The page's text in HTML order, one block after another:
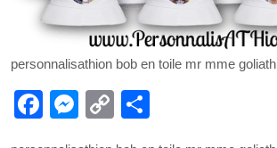
personnalisathion bob en toile mr mme goliath
F
M
C